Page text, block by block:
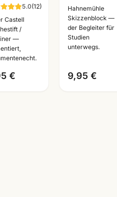
·
Farben
5.0(12)
Castell
/
—
€
Block A4 ·
Manga Layout
Papier ·
10628580 ·
Hahnemühle
Skizzenblock —
der Begleiter für
Studien
unterwegs.
9,95 €